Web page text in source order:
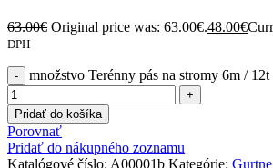
63.00€ Original price was: 63.00€.48.00€
DPH
množstvo Terénny pás na stromy 6m /
Pridať do košíka
Porovnať
Pridať do nákupného zoznamu
Katalógové číslo: A00001b Kategórie: